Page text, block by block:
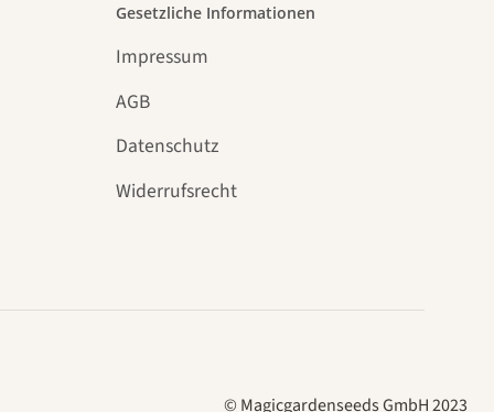
Gesetzliche Informationen
Impressum
AGB
Datenschutz
Widerrufsrecht
© Magicgardenseeds GmbH 2023